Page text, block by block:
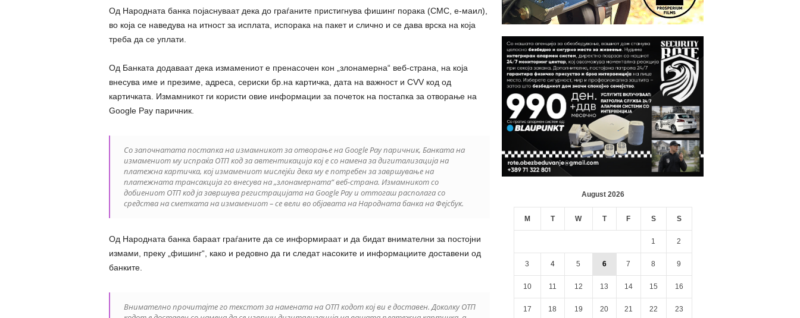
Од Народната банка појаснуваат дека до граѓаните пристигнува фишинг порака (СМС, е-маил),
во која се наведува на итност за исплата, испорака на пакет и слично и се дава врска на која
треба да се уплати.
Од Банката додаваат дека измамениот е пренасочен кон „злонамерна“ веб-страна, на која
внесува име и презиме, адреса, сериски бр.на картичка, дата на важност и CVV код од
картичката. Измамникот ги користи овие информации за почеток на постапка за отворање на
Google Pay паричник.
Со започнатата постапка на измамникот за отворање на Google Pay паричник, Банката на
измамениот му испраќа ОТП код за автентикација кој е со намена за дигитализација на
платежна картичка, кој измамениот мислејќи дека му е потребен за завршување на
платежната трансакција го внесува на „злонамерната“ веб-страна. Измамникот со
добиениот ОТП код ја завршува регистрацијата на Google Pay и оттогаш располага со
средства на сметката на измамениот – се вели во објавата на Народната банка на Фејсбук.
Од Народната банка бараат граѓаните да се информираат и да бидат внимателни за постојни
измами, преку „фишинг“, како и редовно да ги следат насоките и информациите доставени од
банките.
Внимателно прочитајте го текстот за намената на ОТП кодот кој ви е доставен. Доколку ОТП
August 2026
M T W T F S S
1 2
3 4 5 6 7 8 9
10 11 12 13 14 15 16
17 18 19 20 21 22 23